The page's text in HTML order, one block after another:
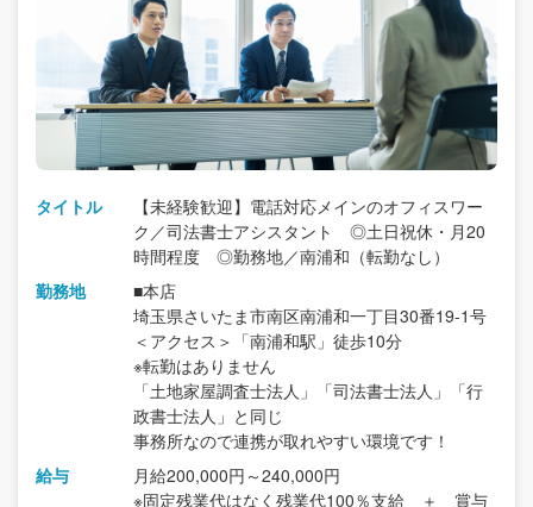
タイトル
【未経験歓迎】電話対応メインのオフィスワー
ク／司法書士アシスタント ◎土日祝休・月20
時間程度 ◎勤務地／南浦和（転勤なし）
勤務地
■本店
埼玉県さいたま市南区南浦和一丁目30番19-1号
＜アクセス＞「南浦和駅」徒歩10分
※転勤はありません
「土地家屋調査士法人」「司法書士法人」「行
政書士法人」と同じ
事務所なので連携が取れやすい環境です！
給与
月給200,000円～240,000円
※固定残業代はなく残業代100％支給 ＋ 賞与